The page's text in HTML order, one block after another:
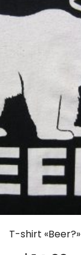
T-shirt «Beer?»